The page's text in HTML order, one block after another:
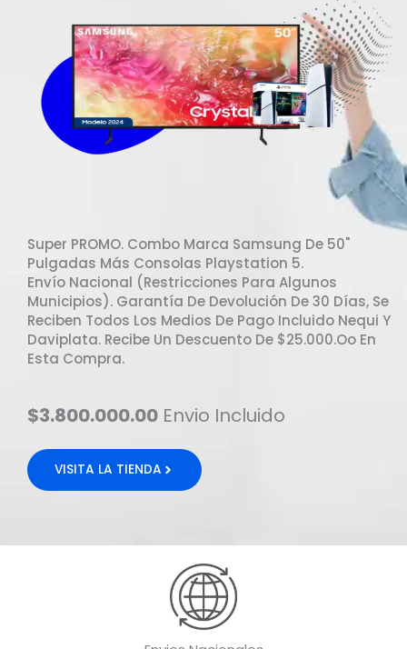
Super PROMO. Combo Marca Samsung De 50"
Pulgadas Más Consolas Playstation 5.
Envío Nacional (restricciones Para Algunos
Municipios). Garantía De Devolución De 30 Días, Se
Reciben Todos Los Medios De Pago Incluido Nequi Y
Daviplata. Recibe Un Descuento De $25.000.oo En
Esta Compra.
$3.800.000.00 Envio Incluido
VISITA LA TIENDA